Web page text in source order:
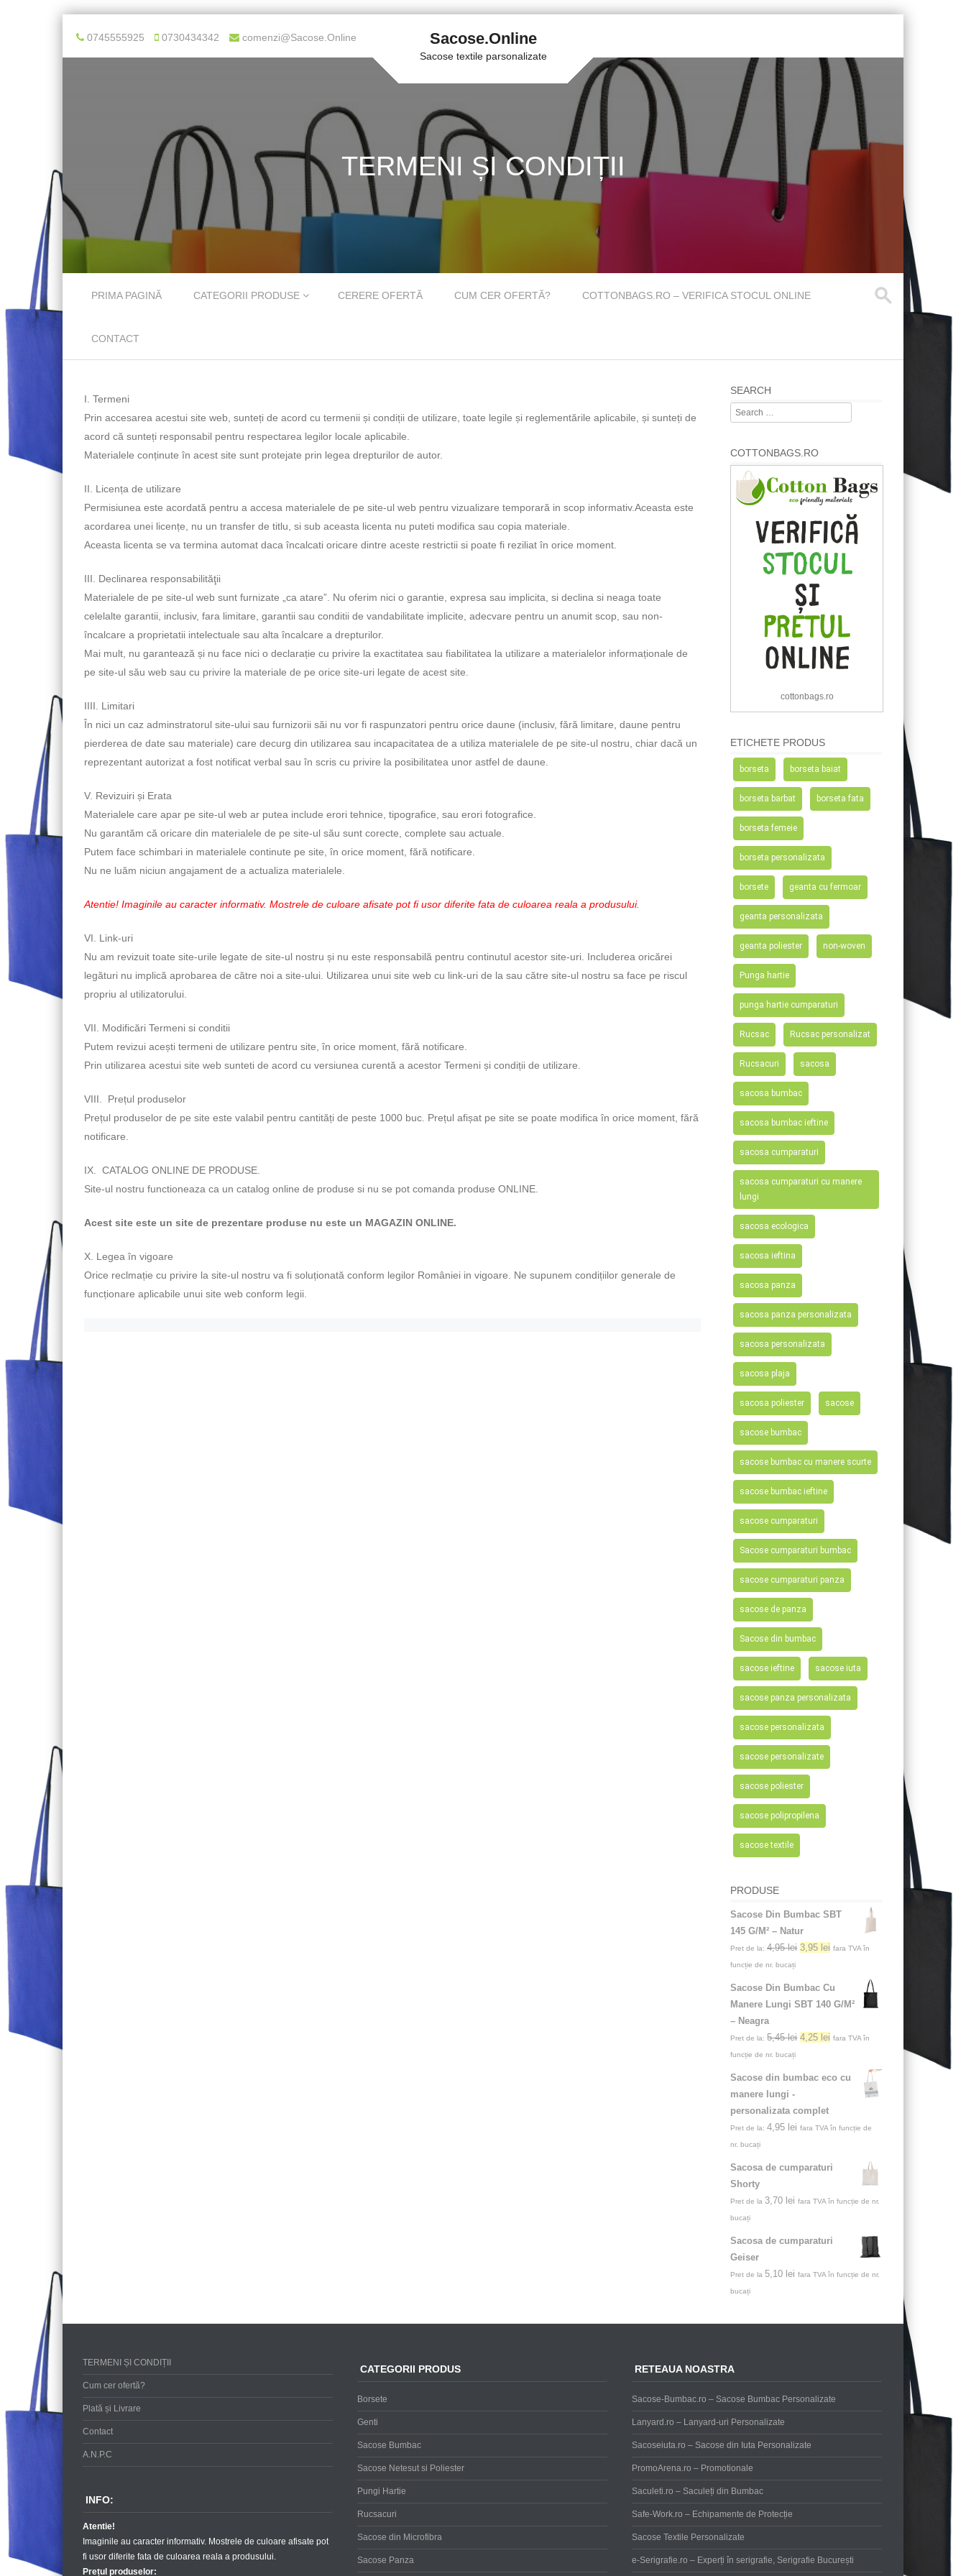
0745555925 0730434342 comenzi@Sacose.Online Sacose.Online
Sacose textile parsonalizate
TERMENI ȘI CONDIȚII
Menu
PRIMA PAGINĂ
CATEGORII PRODUSE CERERE OFERTĂ CUM CER OFERTĂ? COTTONBAGS.RO – VERIFICA STOCUL ONLINE
CONTACT
I. Termeni
Prin accesarea acestui site web, sunteți de acord cu termenii și condiții de utilizare, toate legile și reglementările aplicabile, și sunteți de
acord că sunteți responsabil pentru respectarea legilor locale aplicabile.
Materialele conținute în acest site sunt protejate prin legea drepturilor de autor.
II. Licența de utilizare
Permisiunea este acordată pentru a accesa materialele de pe site-ul web pentru vizualizare temporară in scop informativ.Aceasta este
acordarea unei licențe, nu un transfer de titlu, si sub aceasta licenta nu puteti modifica sau copia materiale.
Aceasta licenta se va termina automat daca încalcati oricare dintre aceste restrictii si poate fi reziliat în orice moment.
III. Declinarea responsabilităţii
Materialele de pe site-ul web sunt furnizate „ca atare”. Nu oferim nici o garantie, expresa sau implicita, si declina si neaga toate
celelalte garantii, inclusiv, fara limitare, garantii sau conditii de vandabilitate implicite, adecvare pentru un anumit scop, sau non-
încalcare a proprietatii intelectuale sau alta încalcare a drepturilor.
Mai mult, nu garantează și nu face nici o declarație cu privire la exactitatea sau fiabilitatea la utilizare a materialelor informaționale de
pe site-ul său web sau cu privire la materiale de pe orice site-uri legate de acest site.
IIII. Limitari
În nici un caz adminstratorul site-ului sau furnizorii săi nu vor fi raspunzatori pentru orice daune (inclusiv, fără limitare, daune pentru
pierderea de date sau materiale) care decurg din utilizarea sau incapacitatea de a utiliza materialele de pe site-ul nostru, chiar dacă un
reprezentant autorizat a fost notificat verbal sau în scris cu privire la posibilitatea unor astfel de daune.
V. Revizuiri și Erata
Materialele care apar pe site-ul web ar putea include erori tehnice, tipografice, sau erori fotografice.
Nu garantăm că oricare din materialele de pe site-ul său sunt corecte, complete sau actuale.
Putem face schimbari in materialele continute pe site, în orice moment, fără notificare.
Nu ne luăm niciun angajament de a actualiza materialele.
Atentie! Imaginile au caracter informativ. Mostrele de culoare afisate pot fi usor diferite fata de culoarea reala a produsului.
VI. Link-uri
Nu am revizuit toate site-urile legate de site-ul nostru și nu este responsabilă pentru continutul acestor site-uri. Includerea oricărei
legături nu implică aprobarea de către noi a site-ului. Utilizarea unui site web cu link-uri de la sau către site-ul nostru sa face pe riscul
propriu al utilizatorului.
VII. Modificări Termeni si conditii
Putem revizui acești termeni de utilizare pentru site, în orice moment, fără notificare.
Prin utilizarea acestui site web sunteti de acord cu versiunea curentă a acestor Termeni și condiții de utilizare.
VIII. Prețul produselor
Prețul produselor de pe site este valabil pentru cantități de peste 1000 buc. Prețul afișat pe site se poate modifica în orice moment, fără
notificare.
IX. CATALOG ONLINE DE PRODUSE.
Site-ul nostru functioneaza ca un catalog online de produse si nu se pot comanda produse ONLINE.
Acest site este un site de prezentare produse nu este un MAGAZIN ONLINE.
X. Legea în vigoare
Orice reclmație cu privire la site-ul nostru va fi soluționată conform legilor României in vigoare. Ne supunem condițiilor generale de
funcționare aplicabile unui site web conform legii.
SEARCH
Search
COTTONBAGS.RO
cottonbags.ro
ETICHETE PRODUS
borseta borseta baiat
borseta barbat borseta fata
borseta femeie
borseta personalizata
borsete geanta cu fermoar
geanta personalizata
geanta poliester non-woven
Punga hartie
punga hartie cumparaturi
Rucsac Rucsac personalizat
Rucsacuri sacosa
sacosa bumbac
sacosa bumbac ieftine
sacosa cumparaturi
sacosa cumparaturi cu manere
lungi
sacosa ecologica
sacosa ieftina
sacosa panza
sacosa panza personalizata
sacosa personalizata
sacosa plaja
sacosa poliester sacose
sacose bumbac
sacose bumbac cu manere scurte
sacose bumbac ieftine
sacose cumparaturi
Sacose cumparaturi bumbac
sacose cumparaturi panza
sacose de panza
Sacose din bumbac
sacose ieftine sacose iuta
sacose panza personalizata
sacose personalizata
sacose personalizate
sacose poliester
sacose polipropilena
sacose textile
PRODUSE
Sacose Din Bumbac SBT
145 G/M² – Natur
Pret de la:4,95lei 3,95 lei fara TVA în
funcție de nr. bucați
Sacose Din Bumbac Cu
Manere Lungi SBT 140 G/M²
– Neagra
Pret de la:5,45lei 4,25 lei fara TVA în
funcție de nr. bucați
Sacose din bumbac eco cu
manere lungi -
personalizata complet
Pret de la:4,95 lei fara TVA în funcție de
nr. bucați
Sacosa de cumparaturi
Shorty
Pret de la 3,70 lei fara TVA în funcție de nr.
bucați
Sacosa de cumparaturi
Geiser
Pret de la5,10 lei fara TVA în funcție de nr.
bucați
TERMENI ȘI CONDIȚII
Cum cer ofertă?
Plată și Livrare
Contact
A.N.P.C
INFO:
Atentie!
Imaginile au caracter informativ. Mostrele de culoare afisate pot
fi usor diferite fata de culoarea reala a produsului.
Prețul produselor:
CATEGORII PRODUS
Borsete
Genti
Sacose Bumbac
Sacose Netesut si Poliester
Pungi Hartie
Rucsacuri
Sacose din Microfibra
Sacose Panza
RETEAUA NOASTRA
Sacose-Bumbac.ro – Sacose Bumbac Personalizate
Lanyard.ro – Lanyard-uri Personalizate
Sacoseiuta.ro – Sacose din Iuta Personalizate
PromoArena.ro – Promotionale
Saculeti.ro – Saculeți din Bumbac
Safe-Work.ro – Echipamente de Protecție
Sacose Textile Personalizate
e-Serigrafie.ro – Experți în serigrafie, Serigrafie București